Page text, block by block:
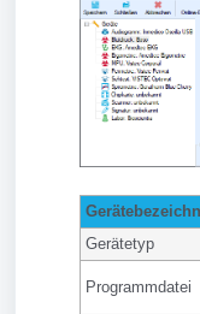
Gerätetyp
Programmdatei